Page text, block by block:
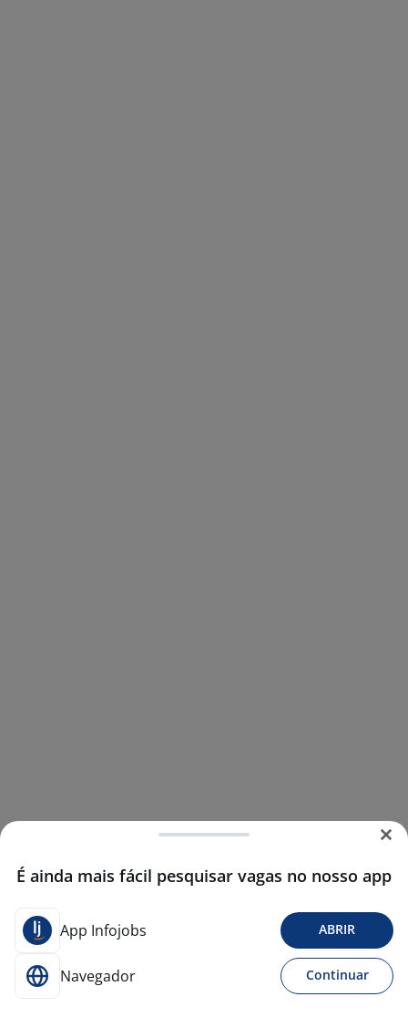
É ainda mais fácil pesquisar vagas no nosso app
App Infojobs ABRIR
Navegador Continuar